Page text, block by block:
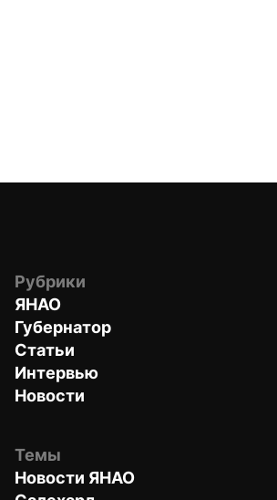
Рубрики
ЯНАО
Губернатор
Статьи
Интервью
Новости
Темы
Новости ЯНАО